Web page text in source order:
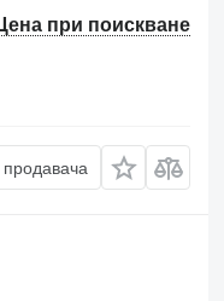
при поискване